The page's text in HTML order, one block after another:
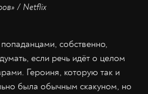
/ Netflix
собственно,
если речь идёт о целом
Героиня, которую так и
была обычным скакуном, но